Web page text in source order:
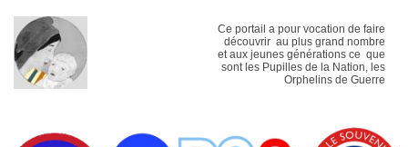
Ce portail a pour vocation de faire
découvrir au plus grand nombre
et aux jeunes générations ce que
sont les Pupilles de la Nation, les
Orphelins de Guerre